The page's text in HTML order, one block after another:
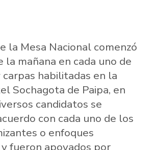
la Mesa Nacional comenzó
la mañana en cada uno de
habilitadas en la
Sochagota de Paipa, en
candidatos se
con cada uno de los
o enfoques
fueron apoyados por